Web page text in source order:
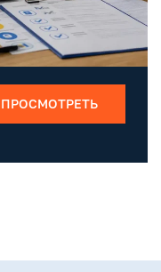
ПРОСМОТРЕТЬ